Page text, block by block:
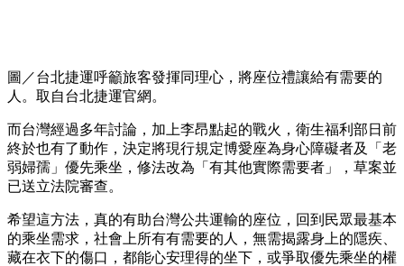
圖／台北捷運呼籲旅客發揮同理心，將座位禮讓給有需要的
人。取自台北捷運官網。
而台灣經過多年討論，加上李昂點起的戰火，衛生福利部日前
終於也有了動作，決定將現行規定博愛座為身心障礙者及「老
弱婦孺」優先乘坐，修法改為「有其他實際需要者」，草案並
已送立法院審查。
希望這方法，真的有助台灣公共運輸的座位，回到民眾最基本
的乘坐需求，社會上所有有需要的人，無需揭露身上的隱疾、
藏在衣下的傷口，都能心安理得的坐下，或爭取優先乘坐的權